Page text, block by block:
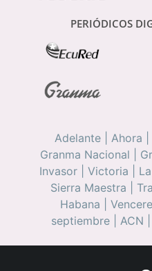
PERIÓDICOS
Adelante Ahora
Granma Nacional
Invasor
Victoria
Sierra Maestra
Habana
septiembre| ACN